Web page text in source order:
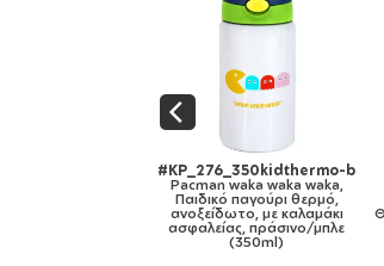
#KP_276_cap-ultimate-
black
Pacman waka waka waka,
Καπέλο Ενηλίκων Ultimate
ΜΑΥΡΟ, (100% ΒΑΜΒΑΚΕΡΟ
DRILL, ΕΝΗΛΙΚΩΝ, UNISEX,
ONE SIZE)